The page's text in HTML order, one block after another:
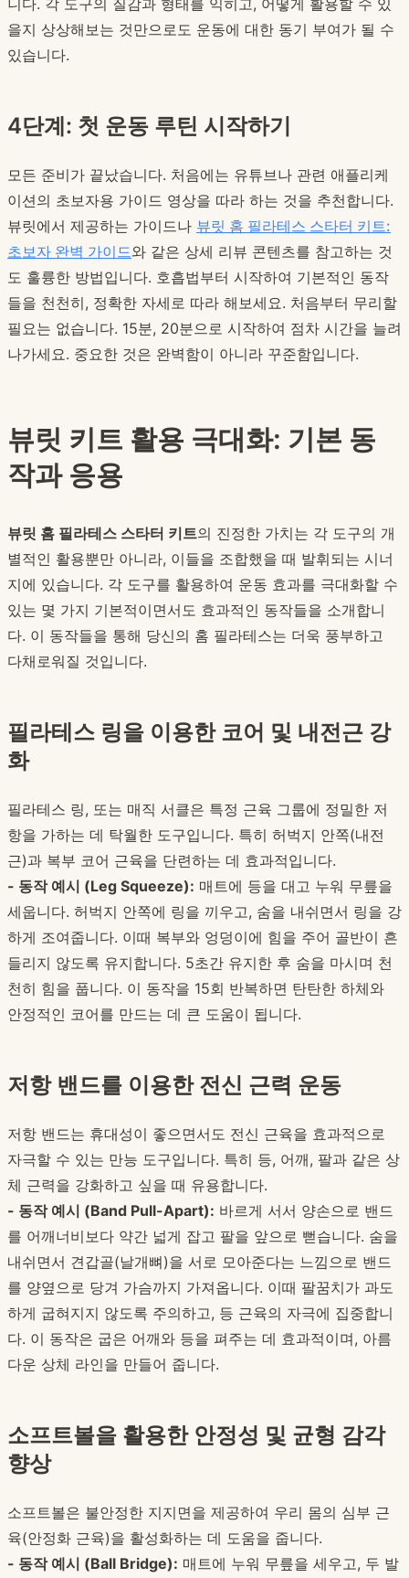
니다. 각 도구의 질감과 형태를 익히고, 어떻게 활용할 수 있
을지 상상해보는 것만으로도 운동에 대한 동기 부여가 될 수
있습니다.
4단계: 첫 운동 루틴 시작하기
모든 준비가 끝났습니다. 처음에는 유튜브나 관련 애플리케
이션의 초보자용 가이드 영상을 따라 하는 것을 추천합니다.
뷰릿에서 제공하는 가이드나 뷰릿 홈 필라테스 스타터 키트:
초보자 완벽 가이드와 같은 상세 리뷰 콘텐츠를 참고하는 것
도 훌륭한 방법입니다. 호흡법부터 시작하여 기본적인 동작
들을 천천히, 정확한 자세로 따라 해보세요. 처음부터 무리할
필요는 없습니다. 15분, 20분으로 시작하여 점차 시간을 늘려
나가세요. 중요한 것은 완벽함이 아니라 꾸준함입니다.
뷰릿 키트 활용 극대화: 기본 동
작과 응용
뷰릿 홈 필라테스 스타터 키트의 진정한 가치는 각 도구의 개
별적인 활용뿐만 아니라, 이들을 조합했을 때 발휘되는 시너
지에 있습니다. 각 도구를 활용하여 운동 효과를 극대화할 수
있는 몇 가지 기본적이면서도 효과적인 동작들을 소개합니
다. 이 동작들을 통해 당신의 홈 필라테스는 더욱 풍부하고
다채로워질 것입니다.
필라테스 링을 이용한 코어 및 내전근 강
화
필라테스 링, 또는 매직 서클은 특정 근육 그룹에 정밀한 저
항을 가하는 데 탁월한 도구입니다. 특히 허벅지 안쪽(내전
근)과 복부 코어 근육을 단련하는 데 효과적입니다.
- 동작 예시 (Leg Squeeze): 매트에 등을 대고 누워 무릎을
세웁니다. 허벅지 안쪽에 링을 끼우고, 숨을 내쉬면서 링을 강
하게 조여줍니다. 이때 복부와 엉덩이에 힘을 주어 골반이 흔
들리지 않도록 유지합니다. 5초간 유지한 후 숨을 마시며 천
천히 힘을 풉니다. 이 동작을 15회 반복하면 탄탄한 하체와
안정적인 코어를 만드는 데 큰 도움이 됩니다.
저항 밴드를 이용한 전신 근력 운동
저항 밴드는 휴대성이 좋으면서도 전신 근육을 효과적으로
자극할 수 있는 만능 도구입니다. 특히 등, 어깨, 팔과 같은 상
체 근력을 강화하고 싶을 때 유용합니다.
- 동작 예시 (Band Pull-Apart): 바르게 서서 양손으로 밴드
를 어깨너비보다 약간 넓게 잡고 팔을 앞으로 뻗습니다. 숨을
내쉬면서 견갑골(날개뼈)을 서로 모아준다는 느낌으로 밴드
를 양옆으로 당겨 가슴까지 가져옵니다. 이때 팔꿈치가 과도
하게 굽혀지지 않도록 주의하고, 등 근육의 자극에 집중합니
다. 이 동작은 굽은 어깨와 등을 펴주는 데 효과적이며, 아름
다운 상체 라인을 만들어 줍니다.
소프트볼을 활용한 안정성 및 균형 감각
향상
소프트볼은 불안정한 지지면을 제공하여 우리 몸의 심부 근
육(안정화 근육)을 활성화하는 데 도움을 줍니다.
- 동작 예시 (Ball Bridge): 매트에 누워 무릎을 세우고, 두 발